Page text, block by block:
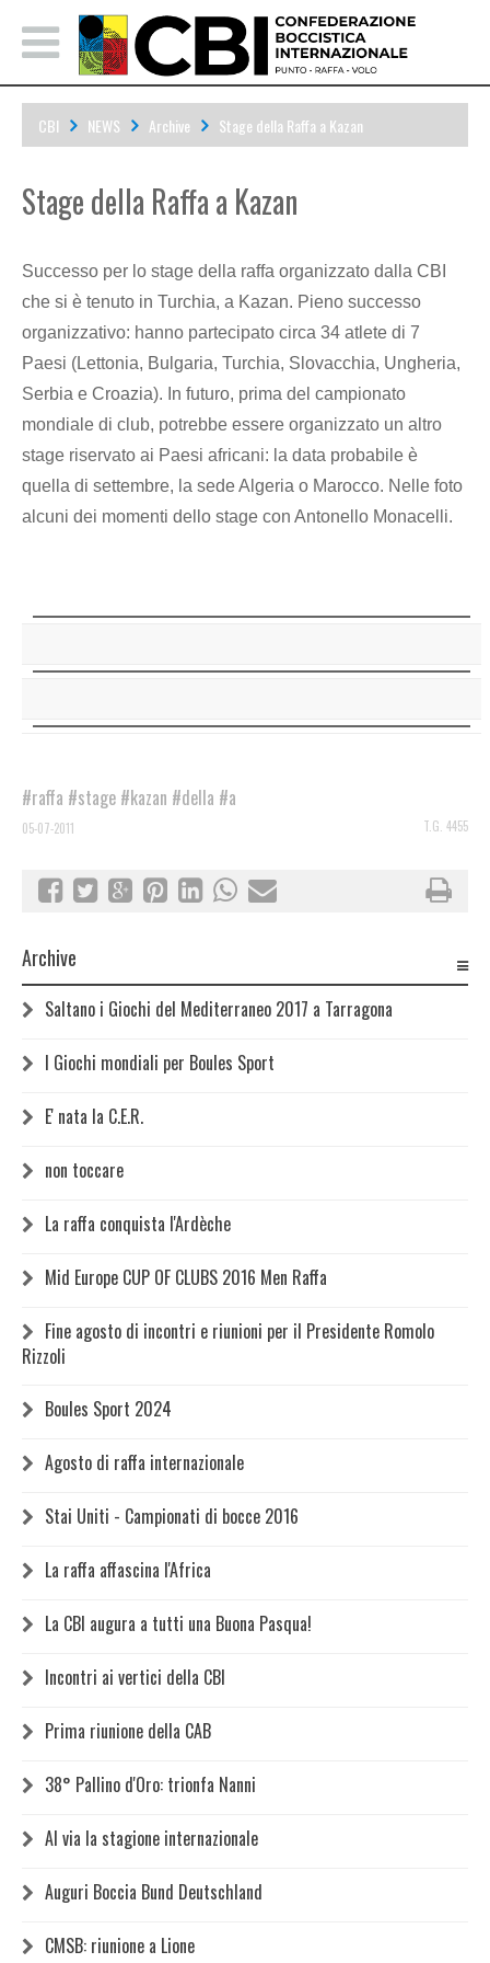
CBI NEWS Archive Stage della Raffa a Kazan
Stage della Raffa a Kazan
Successo per lo stage della raffa organizzato dalla CBI
che si è tenuto in Turchia, a Kazan. Pieno successo
organizzativo: hanno partecipato circa 34 atlete di 7
Paesi (Lettonia, Bulgaria, Turchia, Slovacchia, Ungheria,
Serbia e Croazia). In futuro, prima del campionato
mondiale di club, potrebbe essere organizzato un altro
stage riservato ai Paesi africani: la data probabile è
quella di settembre, la sede Algeria o Marocco. Nelle foto
alcuni dei momenti dello stage con Antonello Monacelli.
#raffa #stage #kazan #della #a
T.G. 4455
05-07-2011
Archive
Saltano i Giochi del Mediterraneo 2017 a Tarragona
I Giochi mondiali per Boules Sport
E' nata la C.E.R.
non toccare
La raffa conquista l'Ardèche
Mid Europe CUP OF CLUBS 2016 Men Raffa
Fine agosto di incontri e riunioni per il Presidente Romolo
Rizzoli
Boules Sport 2024
Agosto di raffa internazionale
Stai Uniti - Campionati di bocce 2016
La raffa affascina l'Africa
La CBI augura a tutti una Buona Pasqua!
Incontri ai vertici della CBI
Prima riunione della CAB
38° Pallino d'Oro: trionfa Nanni
Al via la stagione internazionale
Auguri Boccia Bund Deutschland
CMSB: riunione a Lione